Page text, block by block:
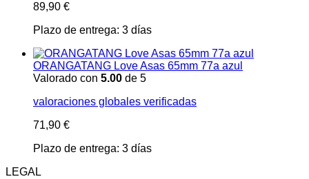
89,90 €
Plazo de entrega: 3 días
ORANGATANG Love Asas 65mm 77a azul
Valorado con 5.00 de 5
valoraciones globales verificadas
71,90 €
Plazo de entrega: 3 días
LEGAL